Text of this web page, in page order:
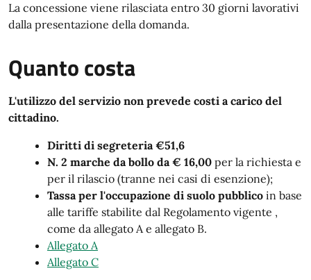
La concessione viene rilasciata entro 30 giorni lavorativi
dalla presentazione della domanda.
Quanto costa
L'utilizzo del servizio non prevede costi a carico del
cittadino.
Diritti di segreteria €51,6
N. 2 marche da bollo da € 16,00 per la richiesta e
per il rilascio (tranne nei casi di esenzione);
Tassa per l'occupazione di suolo pubblico in base
alle tariffe stabilite dal Regolamento vigente ,
come da allegato A e allegato B.
Allegato A
Allegato C